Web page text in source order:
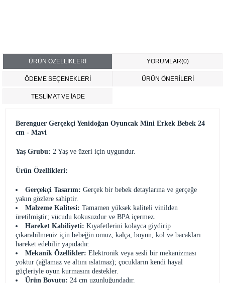
ÜRÜN ÖZELLIKLERI YORUMLAR(0)
ÖDEME SEÇENEKLERI ÜRÜN ÖNERILERI
TESLİMAT VE İADE
Berenguer Gerçekçi Yenidoğan Oyuncak Mini Erkek Bebek 24
cm - Mavi
Yaş Grubu: 2 Yaş ve üzeri için uygundur.
Ürün Özellikleri:
Gerçekçi Tasarım: Gerçek bir bebek detaylarına ve gerçeğe
yakın gözlere sahiptir.
Malzeme Kalitesi: Tamamen yüksek kaliteli vinilden
üretilmiştir; vücudu kokusuzdur ve BPA içermez.
Hareket Kabiliyeti: Kıyafetlerini kolayca giydirip
çıkarabilmeniz için bebeğin omuz, kalça, boyun, kol ve bacakları
hareket edebilir yapıdadır.
Mekanik Özellikler: Elektronik veya sesli bir mekanizması
yoktur (ağlamaz ve altını ıslatmaz); çocukların kendi hayal
güçleriyle oyun kurmasını destekler.
Ürün Boyutu: 24 cm uzunluğundadır.